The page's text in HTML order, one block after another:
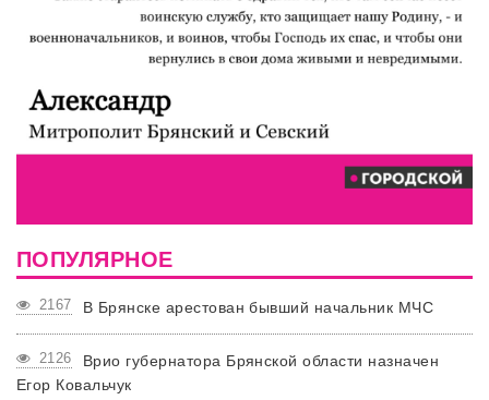
ПОПУЛЯРНОЕ
2167 В Брянске арестован бывший начальник МЧС
2126
Врио губернатора Брянской области назначен
Егор Ковальчук